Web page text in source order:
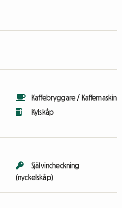
Kaffebryggare / Kaffemaskin
Kylskåp
Självincheckning
(nyckelskåp)